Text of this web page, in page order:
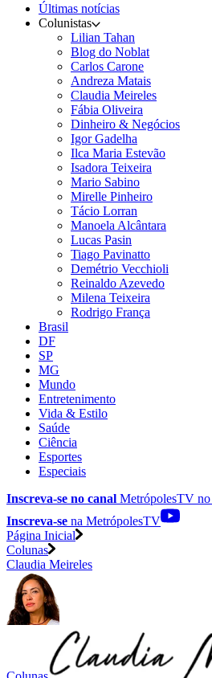
Últimas notícias
Colunistas
Lilian Tahan
Blog do Noblat
Carlos Carone
Andreza Matais
Claudia Meireles
Fábia Oliveira
Dinheiro & Negócios
Igor Gadelha
Ilca Maria Estevão
Isadora Teixeira
Mario Sabino
Mirelle Pinheiro
Tácio Lorran
Manoela Alcântara
Lucas Pasin
Tiago Pavinatto
Demétrio Vecchioli
Reinaldo Azevedo
Milena Teixeira
Rodrigo França
Brasil
DF
SP
MG
Mundo
Entretenimento
Vida & Estilo
Saúde
Ciência
Esportes
Especiais
Inscreva-se no canal MetrópolesTV no
Inscreva-se na MetrópolesTV
Página Inicial
Colunas
Claudia Meireles